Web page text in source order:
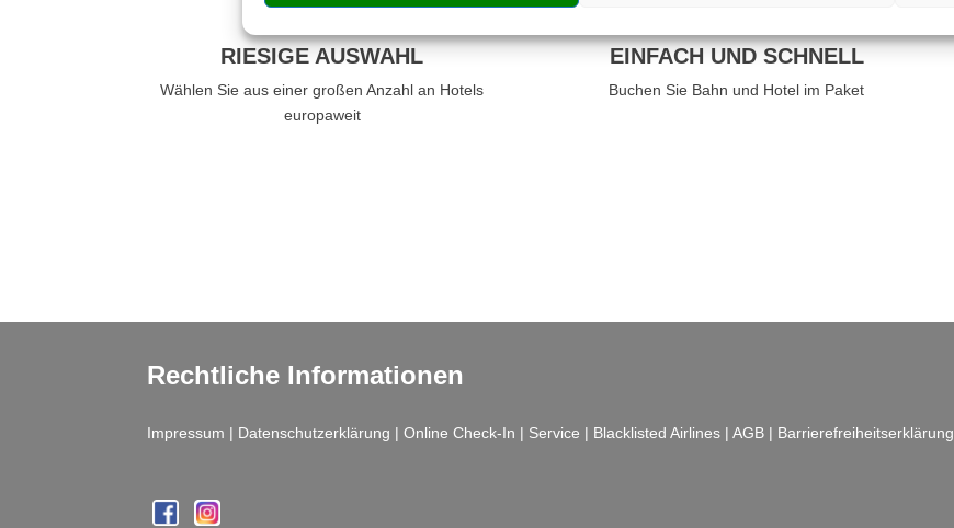
RIESIGE AUSWAHL
Wählen Sie aus einer großen Anzahl an Hotels
europaweit
EINFACH UND SCHNELL
Buchen Sie Bahn und Hotel im Paket
Rechtliche Informationen
Impressum | Datenschutzerklärung |Online Check-In | Service | Blacklisted Airlines |AGB | Barrierefreiheitserklärung